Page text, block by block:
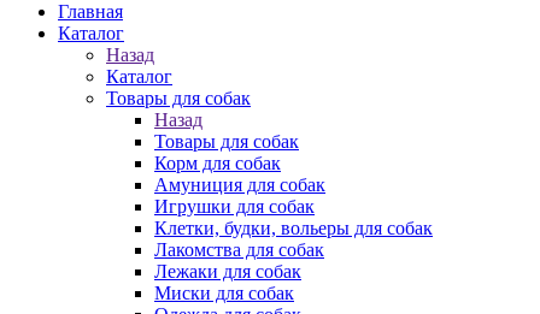
Главная
Каталог
Назад
Каталог
Товары для собак
Назад
Товары для собак
Корм для собак
Амуниция для собак
Игрушки для собак
Клетки, будки, вольеры для собак
Лакомства для собак
Лежаки для собак
Миски для собак